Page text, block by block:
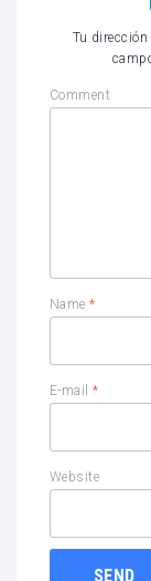
Tu dirección
Comment
Name*
E-mail*
Website